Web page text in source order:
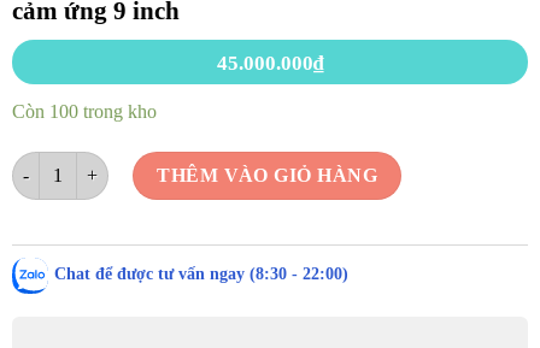
cảm ứng 9 inch
45.000.000₫
Còn 100 trong kho
Máy đo khúc xạ tự động FA-8000 màn hình cảm ứng 9 inch số lượng
THÊM VÀO GIỎ HÀNG
Chat để được tư vấn ngay (8:30 - 22:00)